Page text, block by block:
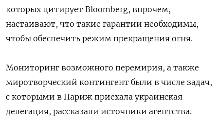
которых цитирует Bloomberg, впрочем,
настаивают, что такие гарантии необходимы,
чтобы обеспечить режим прекращения огня.
Мониторинг возможного перемирия, а также
миротворческий контингент были в числе задач,
с которыми в Париж приехала украинская
делегация, рассказали источники агентства.